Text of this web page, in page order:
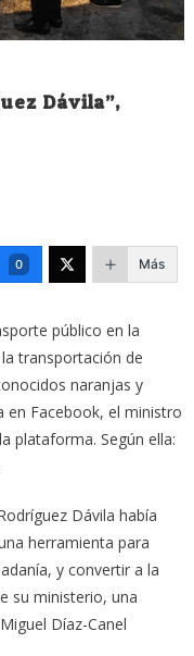
Dávila”,
0 Más
público en la
transportación de
naranjas y
en Facebook, el ministro
plataforma. Según ella:
Dávila había
herramienta para
y convertir a la
su ministerio, una
Díaz-Canel